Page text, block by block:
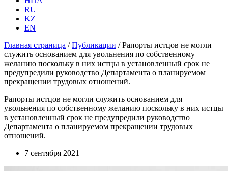
RU
KZ
EN
Главная страница /Публикации /Рапорты истцов не могли
служить основанием для увольнения по собственному
желанию поскольку в них истцы в установленный срок не
предупредили руководство Департамента о планируемом
прекращении трудовых отношений.
Рапорты истцов не могли служить основанием для
увольнения по собственному желанию поскольку в них истцы
в установленный срок не предупредили руководство
Департамента о планируемом прекращении трудовых
отношений.
7 сентября 2021